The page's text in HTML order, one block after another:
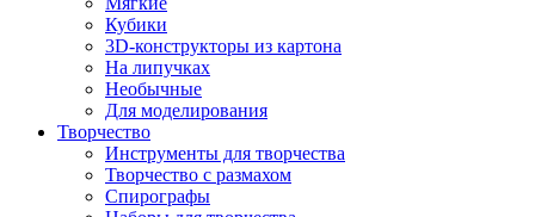
Кубики
3D-конструкторы из картона
На липучках
Необычные
Для моделирования
Творчество
Инструменты для творчества
Творчество с размахом
Спирографы